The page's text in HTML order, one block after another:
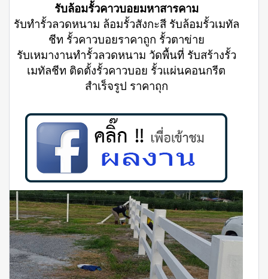
รับล้อมรั้วคาวบอยมหาสารคาม
รับทำรั้วลวดหนาม ล้อมรั้วสังกะสี รับล้อมรั้วเมทัล
ชีท รั้วคาวบอยราคาถูก รั้วตาข่าย
รับเหมางานทำรั้วลวดหนาม วัดพื้นที่ รับสร้างรั้ว
เมทัลชีท ติดตั้งรั้วคาวบอย รั้วแผ่นคอนกรีต
สำเร็จรูป ราคาถุก